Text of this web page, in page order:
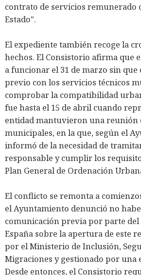
contrato de servicios remunerado
Estado".
El expediente también recoge la
hechos. El Consistorio afirma que
a funcionar el 31 de marzo sin
previo con los servicios técnicos
comprobar la compatibilidad
fue hasta el 15 de abril cuando
entidad mantuvieron una reunión
municipales, en la que, según el
informó de la necesidad de
responsable y cumplir los
Plan General de Ordenación
El conflicto se remonta a
el Ayuntamiento denunció no
comunicación previa por parte del
España sobre la apertura de este
por el Ministerio de Inclusión,
Migraciones y gestionado por una
Desde entonces, el Consistorio